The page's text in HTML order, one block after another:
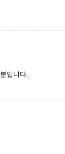
입니다.